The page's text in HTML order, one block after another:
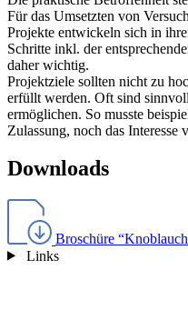
Für das Umsetzten von
Projekte entwickeln sich in
Schritte inkl. der
daher wichtig.
Projektziele sollten nicht zu
erfüllt werden. Oft sind
ermöglichen. So musste
Zulassung, noch das
Downloads
Broschüre
Links